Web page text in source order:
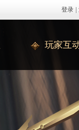
登录
玩家互